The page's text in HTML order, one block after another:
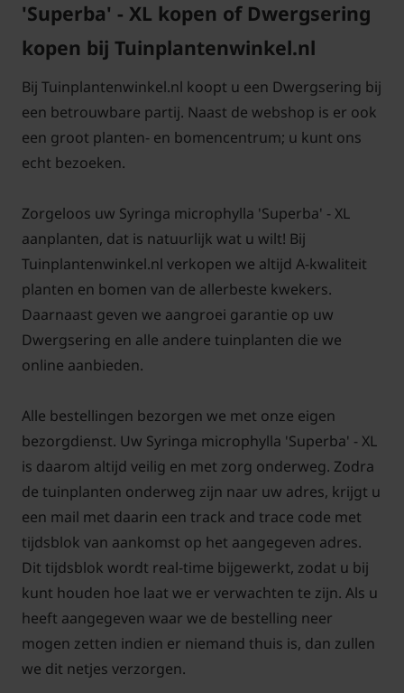
eerste bloei. Geef in het voorjaar de Dwergsering
eventueel wat organische mest.
Voor alle grote planten in de XL-serieklik hier
'Superba' - XL kopen of Dwergsering
kopen bij Tuinplantenwinkel.nl
Bij Tuinplantenwinkel.nl koopt u een Dwergsering bij
een betrouwbare partij. Naast de webshop is er ook
een groot planten- en bomencentrum; u kunt ons
echt bezoeken.
Zorgeloos uw Syringa microphylla 'Superba' - XL
aanplanten, dat is natuurlijk wat u wilt! Bij
Tuinplantenwinkel.nl verkopen we altijd A-kwaliteit
planten en bomen van de allerbeste kwekers.
Daarnaast geven we aangroei garantie op uw
Dwergsering en alle andere tuinplanten die we
online aanbieden.
Alle bestellingen bezorgen we met onze eigen
bezorgdienst. Uw Syringa microphylla 'Superba' - XL
is daarom altijd veilig en met zorg onderweg. Zodra
de tuinplanten onderweg zijn naar uw adres, krijgt u
een mail met daarin een track and trace code met
tijdsblok van aankomst op het aangegeven adres.
Dit tijdsblok wordt real-time bijgewerkt, zodat u bij
kunt houden hoe laat we er verwachten te zijn. Als u
heeft aangegeven waar we de bestelling neer
mogen zetten indien er niemand thuis is, dan zullen
we dit netjes verzorgen.